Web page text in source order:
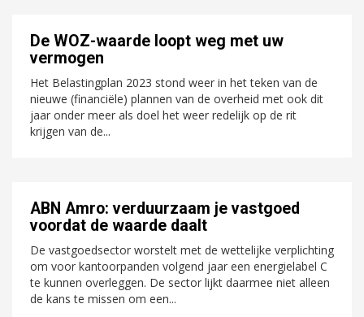
De WOZ-waarde loopt weg met uw
vermogen
Het Belastingplan 2023 stond weer in het teken van de
nieuwe (financiële) plannen van de overheid met ook dit
jaar onder meer als doel het weer redelijk op de rit
krijgen van de...
ABN Amro: verduurzaam je vastgoed
voordat de waarde daalt
De vastgoedsector worstelt met de wettelijke verplichting
om voor kantoorpanden volgend jaar een energielabel C
te kunnen overleggen. De sector lijkt daarmee niet alleen
de kans te missen om een...